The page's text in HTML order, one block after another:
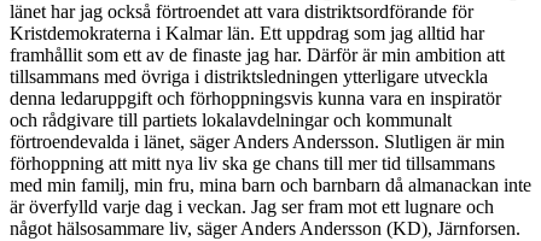
länet har jag också förtroendet att vara distriktsordförande för
Kristdemokraterna i Kalmar län. Ett uppdrag som jag alltid har
framhållit som ett av de finaste jag har. Därför är min ambition att
tillsammans med övriga i distriktsledningen ytterligare utveckla
denna ledaruppgift och förhoppningsvis kunna vara en inspiratör
och rådgivare till partiets lokalavdelningar och kommunalt
förtroendevalda i länet, säger Anders Andersson. Slutligen är min
förhoppning att mitt nya liv ska ge chans till mer tid tillsammans
med min familj, min fru, mina barn och barnbarn då almanackan inte
är överfylld varje dag i veckan. Jag ser fram mot ett lugnare och
något hälsosammare liv, säger Anders Andersson (KD), Järnforsen.